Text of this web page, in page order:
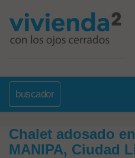
buscador
Chalet adosado
MANIPA, Ciudad